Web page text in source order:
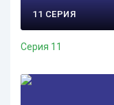
11 СЕРИЯ
Серия 11